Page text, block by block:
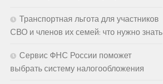
Транспортная льгота для участников
СВО и членов их семей: что нужно знать
Сервис ФНС России поможет
выбрать систему налогообложения